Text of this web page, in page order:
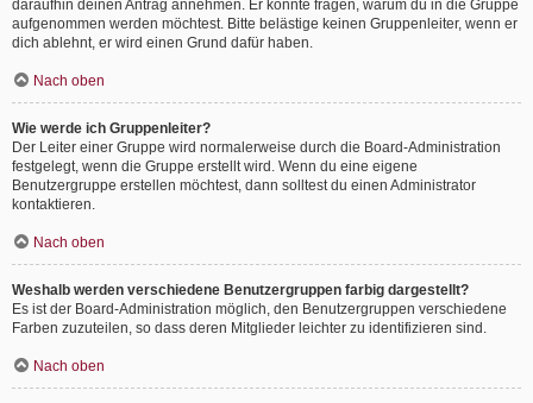
daraufhin deinen Antrag annehmen. Er könnte fragen, warum du in die Gruppe
aufgenommen werden möchtest. Bitte belästige keinen Gruppenleiter, wenn er
dich ablehnt, er wird einen Grund dafür haben.
Nach oben
Wie werde ich Gruppenleiter?
Der Leiter einer Gruppe wird normalerweise durch die Board-Administration
festgelegt, wenn die Gruppe erstellt wird. Wenn du eine eigene
Benutzergruppe erstellen möchtest, dann solltest du einen Administrator
kontaktieren.
Nach oben
Weshalb werden verschiedene Benutzergruppen farbig dargestellt?
Es ist der Board-Administration möglich, den Benutzergruppen verschiedene
Farben zuzuteilen, so dass deren Mitglieder leichter zu identifizieren sind.
Nach oben